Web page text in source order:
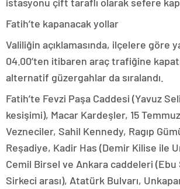
Fatih’te kapanacak yollar
Valiliğin açıklamasında, ilçelere göre
04.00’ten itibaren araç trafiğine
alternatif güzergahlar da sıralandı.
Fatih’te Fevzi Paşa Caddesi (Yavuz
kesişimi), Macar Kardeşler, 15
Vezneciler, Sahil Kennedy, Ragıp
Reşadiye, Kadir Has (Demir Kilise ile
Cemil Birsel ve Ankara caddeleri (Ebu
Sirkeci arası), Atatürk Bulvarı,